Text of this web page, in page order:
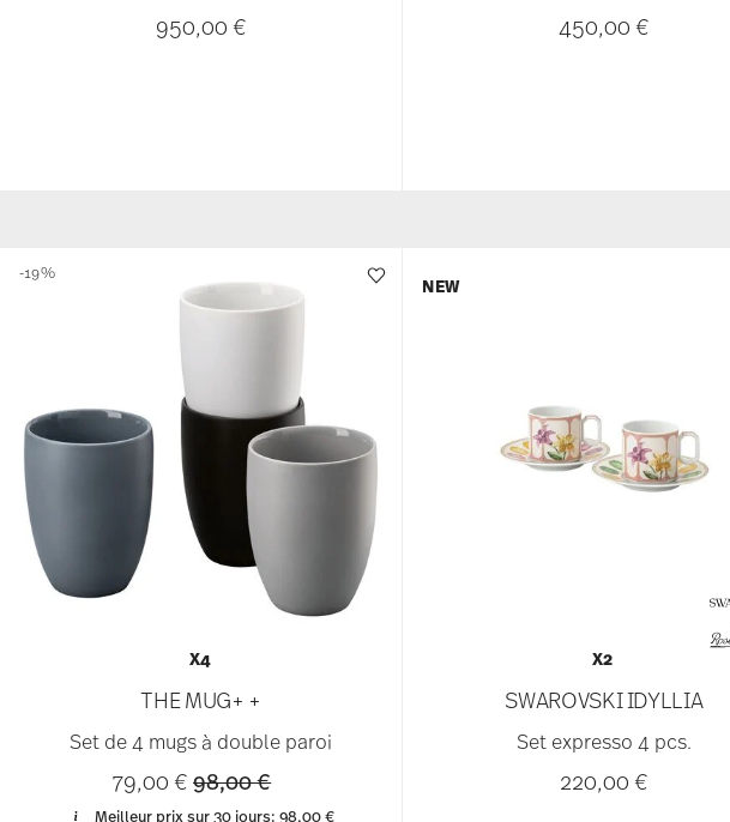
950,00 € 450,00 €
X4
THE MUG+ +
Set de 4 mugs à double paroi
79,00 €Price reduced from
98,00 €to
Meilleur prix sur 30 jours: 98,00 €
-19%
X2
SWAROVSKI IDYLLIA
Set expresso 4 pcs.
220,00 €
NEW